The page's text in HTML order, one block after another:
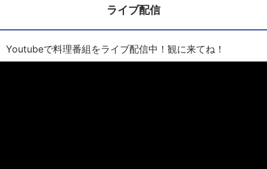
ライブ配信
Youtubeで料理番組をライブ配信中！観に来てね！